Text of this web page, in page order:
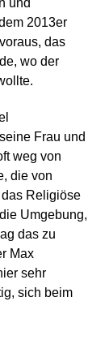
und
2013er
das
wo der
Frau und
weg von
die von
Religiöse
Umgebung,
das zu
Max
sehr
sich beim